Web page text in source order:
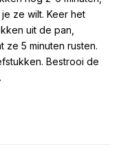
ze wilt. Keer het
uit de pan,
ze 5 minuten rusten.
Bestrooi de